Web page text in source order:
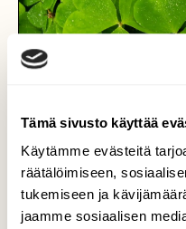
Tämä sivusto käyttää
Käytämme evästeitä
räätälöimiseen,
tukemiseen ja
jaamme sosiaalisen